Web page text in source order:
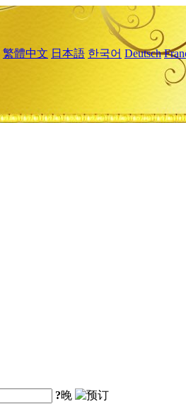
繁體中文 日本語 한국어 Deutsch
?晚